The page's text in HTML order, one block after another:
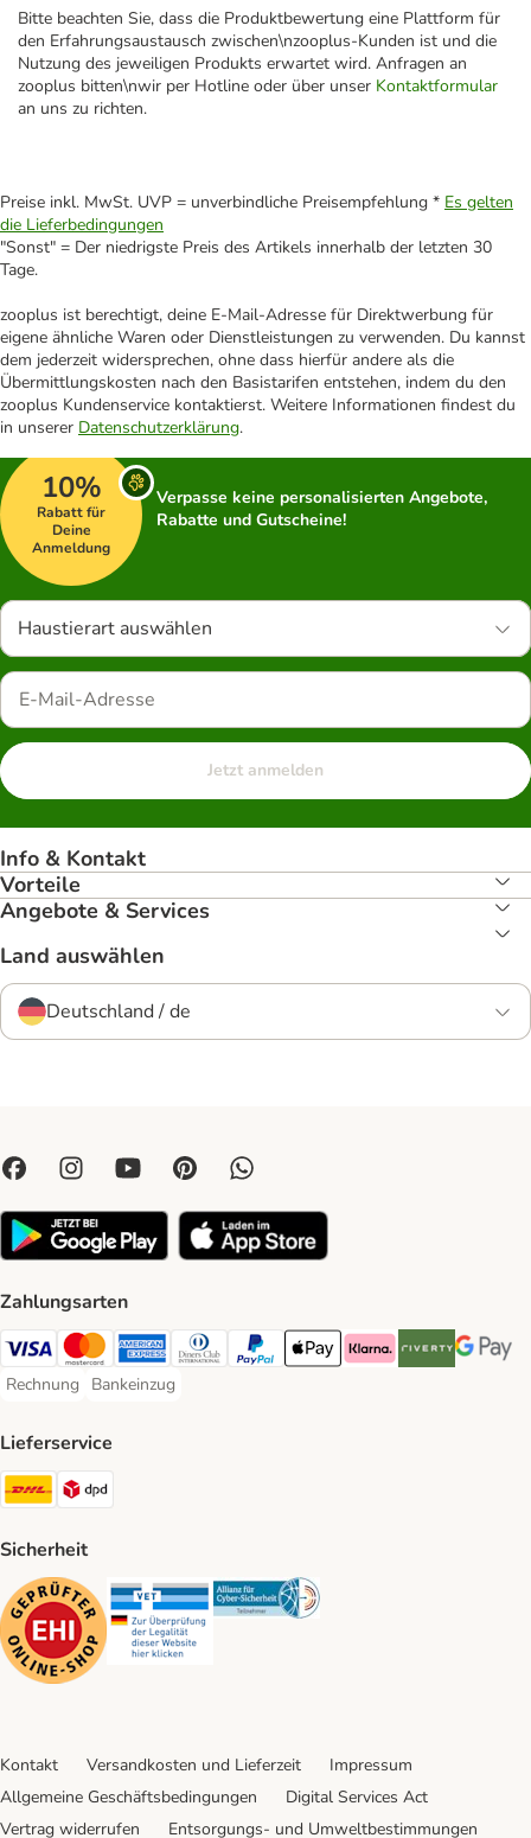
Bitte beachten Sie, dass die Produktbewertung eine Plattform für
den Erfahrungsaustausch zwischen\nzooplus-Kunden ist und die
Nutzung des jeweiligen Produkts erwartet wird. Anfragen an
zooplus bitten\nwir per Hotline oder über unser Kontaktformular
an uns zu richten.
Preise inkl. MwSt. UVP = unverbindliche Preisempfehlung * Es gelten
die Lieferbedingungen
"Sonst" = Der niedrigste Preis des Artikels innerhalb der letzten 30
Tage.
zooplus ist berechtigt, deine E-Mail-Adresse für Direktwerbung für
eigene ähnliche Waren oder Dienstleistungen zu verwenden. Du kannst
dem jederzeit widersprechen, ohne dass hierfür andere als die
Übermittlungskosten nach den Basistarifen entstehen, indem du den
zooplus Kundenservice kontaktierst. Weitere Informationen findest du
in unserer Datenschutzerklärung.
10%
Rabatt für
Deine
Anmeldung
Verpasse keine personalisierten Angebote,
Rabatte und Gutscheine!
Haustierart auswählen
Jetzt anmelden
Info & Kontakt
Vorteile
Angebote & Services
Land auswählen
Deutschland / de
Zahlungsarten
Visa Payment Method
Mastercard Payment Method
American Express Payment Method
Diners Club Payment Method
PayPal Payment Method
Apple Pay Payment Method
Klarna Payment Method
Riverty Payment
Google
Rechnung
Rechnung Payment Method
Bankeinzug
Bankeinzug Payment Method
Lieferservice
DHL Shipping Method
Sicherheit
Security Security Security
Kontakt Versandkosten und Lieferzeit
Impressum
Allgemeine Geschäftsbedingungen
Digital Services Act
Vertrag widerrufen
Entsorgungs- und Umweltbestimmungen